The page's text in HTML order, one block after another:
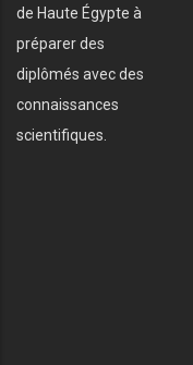
de Haute Égypte à
préparer des
diplômés avec des
connaissances
scientifiques.